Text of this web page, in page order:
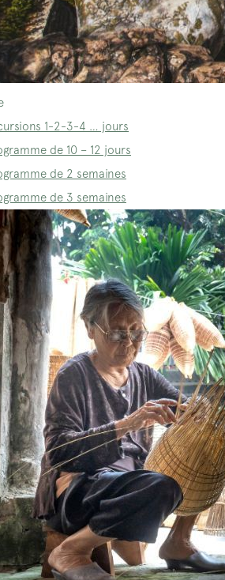
1-2-3-4 … jours
de 10 – 12 jours
de 2 semaines
de 3 semaines